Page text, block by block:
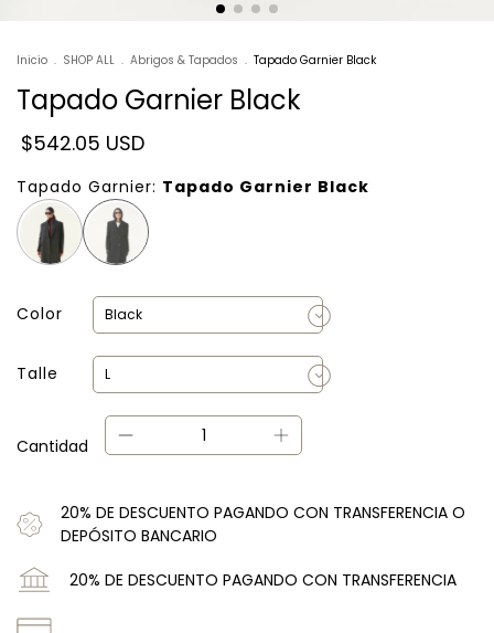
Inicio . SHOP ALL . Abrigos & Tapados . Tapado Garnier Black
Tapado Garnier Black
$542.05 USD
Tapado Garnier: Tapado Garnier Black
Color
Talle
Cantidad
20% DE DESCUENTO PAGANDO CON TRANSFERENCIA O
DEPÓSITO BANCARIO
20% DE DESCUENTO PAGANDO CON TRANSFERENCIA